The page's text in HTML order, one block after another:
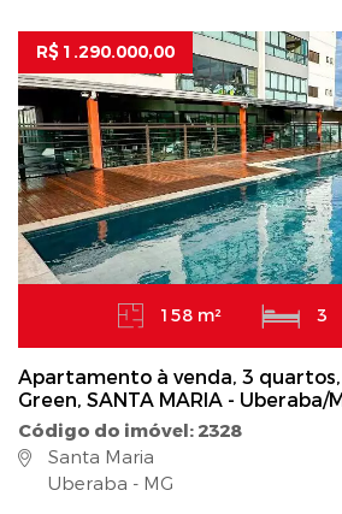
R$ 1.290.000,00
158 m² 3
Apartamento à venda, 3
Green, SANTA MARIA - Uberaba/
Código do imóvel: 2328
Santa Maria
Uberaba - MG